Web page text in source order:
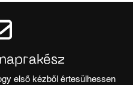
első kézből értesülhessen